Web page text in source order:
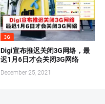
3G
Digi宣布推迟关闭3G网络，最
迟1月6日才会关闭3G网络
December 25, 2021